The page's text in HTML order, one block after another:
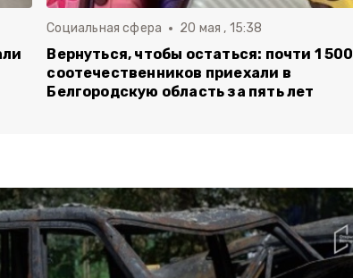
Социальная сфера 20 мая , 15:38
Вернуться, чтобы остаться: почти 1 500
соотечественников приехали в
Белгородскую область за пять лет